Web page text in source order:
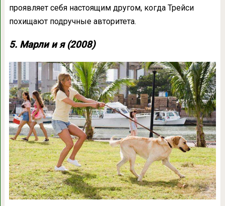
проявляет себя настоящим другом, когда Трейси
похищают подручные авторитета.
5. Марли и я (2008)